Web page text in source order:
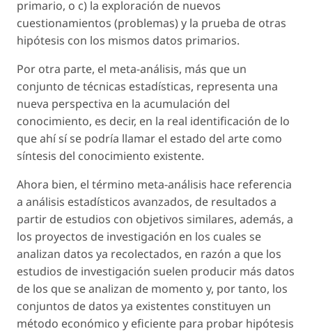
primario, o c) la exploración de nuevos
cuestionamientos (problemas) y la prueba de otras
hipótesis con los mismos datos primarios.
Por otra parte, el meta-análisis, más que un
conjunto de técnicas estadísticas, representa una
nueva perspectiva en la acumulación del
conocimiento, es decir, en la real identificación de lo
que ahí sí se podría llamar el estado del arte como
síntesis del conocimiento existente.
Ahora bien, el término meta-análisis hace referencia
a análisis estadísticos avanzados, de resultados a
partir de estudios con objetivos similares, además, a
los proyectos de investigación en los cuales se
analizan datos ya recolectados, en razón a que los
estudios de investigación suelen producir más datos
de los que se analizan de momento y, por tanto, los
conjuntos de datos ya existentes constituyen un
método económico y eficiente para probar hipótesis